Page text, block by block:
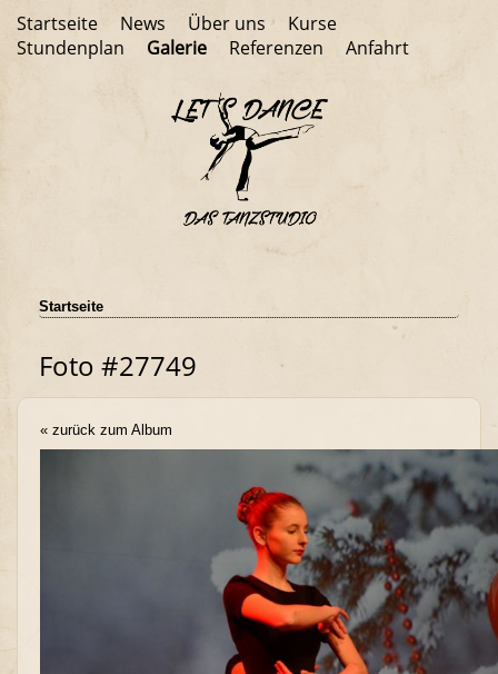
Startseite News Über uns
Kurse
Stundenplan
Galerie Referenzen Anfahrt
Startseite
Foto #27749
« zurück zum Album